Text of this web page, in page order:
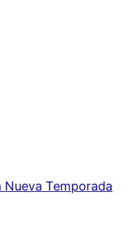
Temporada